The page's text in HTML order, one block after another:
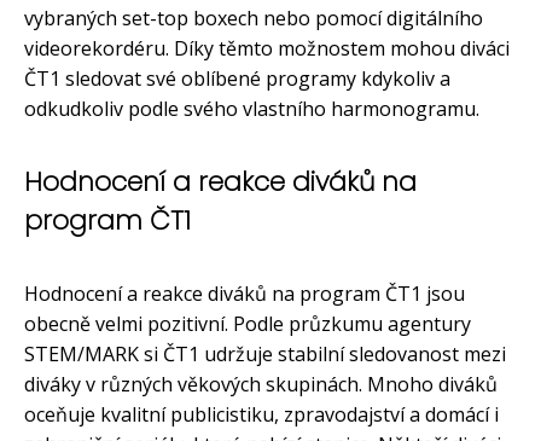
vybraných set-top boxech nebo pomocí digitálního
videorekordéru. Díky těmto možnostem mohou diváci
ČT1 sledovat své oblíbené programy kdykoliv a
odkudkoliv podle svého vlastního harmonogramu.
Hodnocení a reakce diváků na
program ČT1
Hodnocení a reakce diváků na program ČT1 jsou
obecně velmi pozitivní. Podle průzkumu agentury
STEM/MARK si ČT1 udržuje stabilní sledovanost mezi
diváky v různých věkových skupinách. Mnoho diváků
oceňuje kvalitní publicistiku, zpravodajství a domácí i